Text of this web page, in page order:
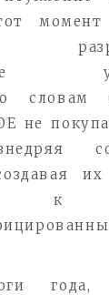
момент
словам
не
к
года,